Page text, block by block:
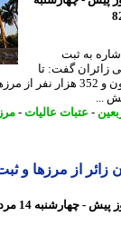
به ثبت
گفت: تا
ساعت 16 امروز، بیش از 3 میلیون و 352
-عتبات عالیات-
میلیون زائر از مرزها و